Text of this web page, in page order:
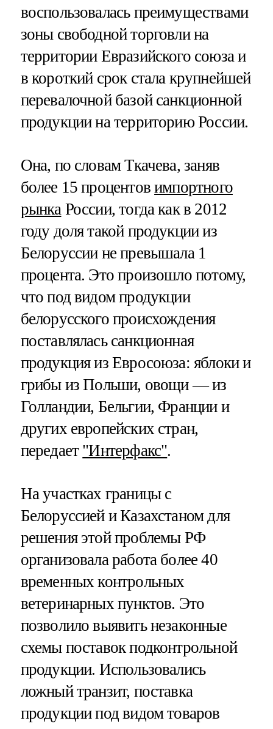
воспользовалась преимуществами
зоны свободной торговли на
территории Евразийского союза и
в короткий срок стала крупнейшей
перевалочной базой санкционной
продукции на территорию России.
Она, по словам Ткачева, заняв
более 15 процентовимпортного
рынка России, тогда как в 2012
году доля такой продукции из
Белоруссии не превышала 1
процента. Это произошло потому,
что под видом продукции
белорусского происхождения
поставлялась санкционная
продукция из Евросоюза: яблоки и
грибы из Польши, овощи — из
Голландии, Бельгии, Франции и
других европейских стран,
передает "Интерфакс".
На участках границы с
Белоруссией и Казахстаном для
решения этой проблемы РФ
организовала работа более 40
временных контрольных
ветеринарных пунктов. Это
позволило выявить незаконные
схемы поставок подконтрольной
продукции. Использовались
ложный транзит, поставка
продукции под видом товаров